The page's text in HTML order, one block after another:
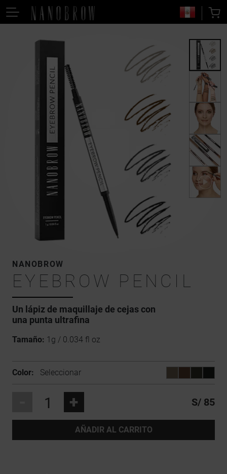
NANOBROW
EYEBROW PENCIL
Un lápiz de maquillaje de cejas con
una punta ultrafina
Tamaño: 1g / 0.034 fl oz
Color: Seleccionar
+ S/ 85
AÑADIR AL CARRITO